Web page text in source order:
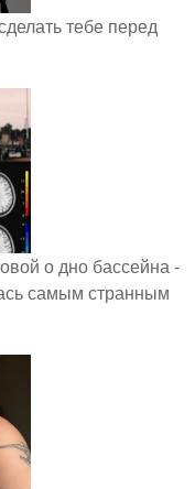
тебе перед
о дно бассейна -
самым странным